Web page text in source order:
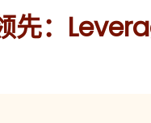
先：